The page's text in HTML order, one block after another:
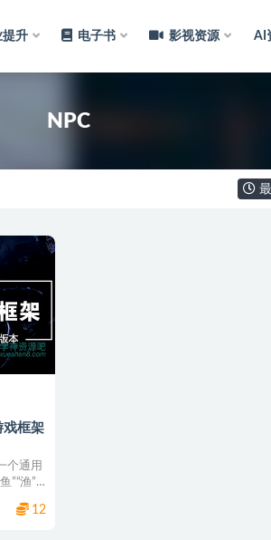
提升 电子书 影视资源 AI
NPC
戏框架
个通用
”“渔”
12